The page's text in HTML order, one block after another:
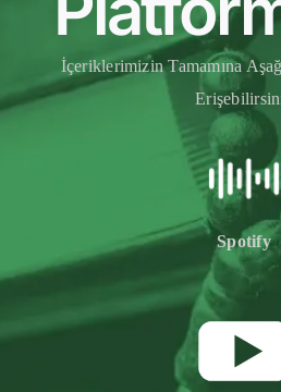
İçeriklerimizin Tamamına
Spotify